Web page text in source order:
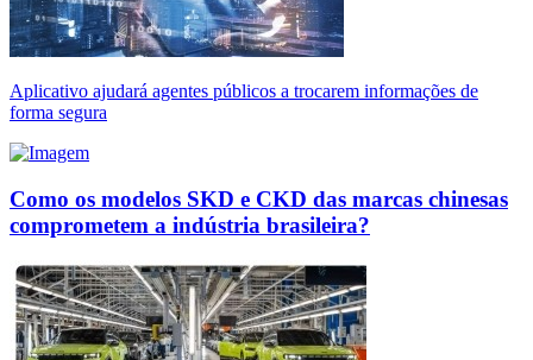
Aplicativo ajudará agentes públicos a trocarem informações de
forma segura
Como os modelos SKD e CKD das marcas chinesas
comprometem a indústria brasileira?